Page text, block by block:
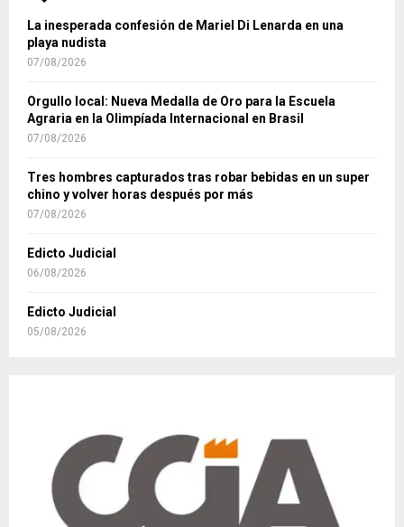
La inesperada confesión de Mariel Di Lenarda en una
playa nudista
07/08/2026
Orgullo local: Nueva Medalla de Oro para la Escuela
Agraria en la Olimpíada Internacional en Brasil
07/08/2026
Tres hombres capturados tras robar bebidas en un super
chino y volver horas después por más
07/08/2026
Edicto Judicial
06/08/2026
Edicto Judicial
05/08/2026